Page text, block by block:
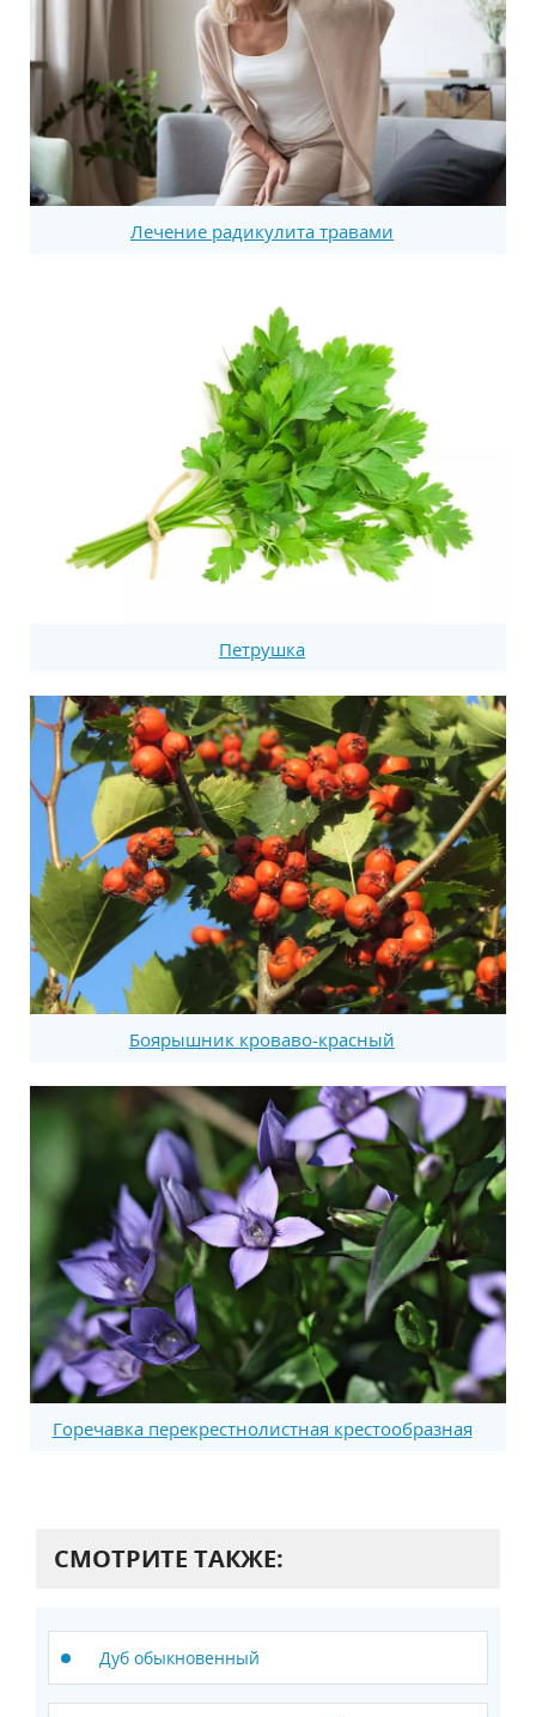
Лечение радикулита травами
Петрушка
Боярышник кроваво-красный
Горечавка перекрестнолистная крестообразная
СМОТРИТЕ ТАКЖЕ:
Дуб обыкновенный